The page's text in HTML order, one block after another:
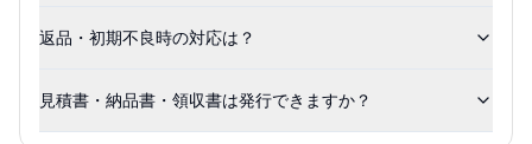
返品・初期不良時の対応は？
見積書・納品書・領収書は発行できますか？